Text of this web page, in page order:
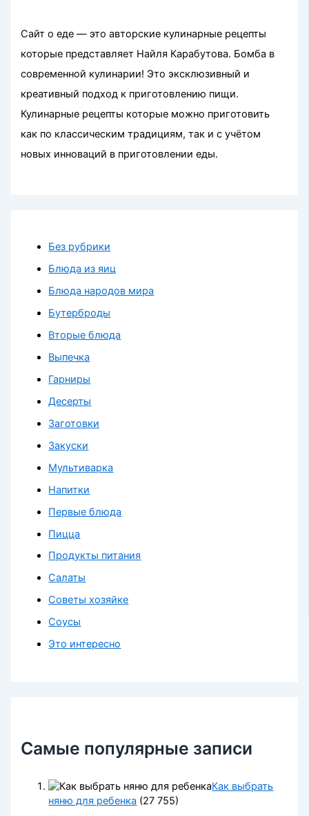
Сайт о еде — это авторские кулинарные рецепты
которые представляет Найля Карабутова. Бомба в
современной кулинарии! Это эксклюзивный и
креативный подход к приготовлению пищи.
Кулинарные рецепты которые можно приготовить
как по классическим традициям, так и с учётом
новых инноваций в приготовлении еды.
Без рубрики
Блюда из яиц
Блюда народов мира
Бутерброды
Вторые блюда
Выпечка
Гарниры
Десерты
Заготовки
Закуски
Мультиварка
Напитки
Первые блюда
Пицца
Продукты питания
Салаты
Советы хозяйке
Соусы
Это интересно
Самые популярные записи
Как выбрать
няню для ребенка (27 755)